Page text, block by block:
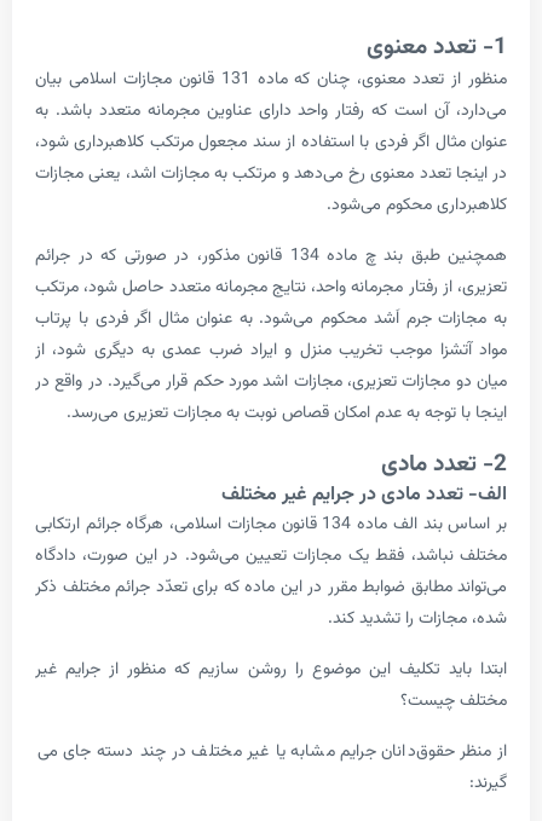
منظور از تعدد معنوی، چنان­ که ماده 131 قانون مجازات اسلامی بیان
است که رفتار واحد دارای عناوین مجرمانه متعدد باشد. به
اگر فردی با استفاده از سند مجعول مرتکب کلاهبرداری شود،
تعدد معنوی رخ می‌دهد و مرتکب به مجازات اشد، یعنی مجازات
محکوم می‌شود.
همچنین طبق بند چ ماده 134 قانون مذکور، در صورتی که در جرائم
رفتار مجرمانه واحد، نتایج مجرمانه متعدد حاصل شود، مرتکب
جرم اَشد محکوم می‌شود. به عنوان مثال اگر فردی با پرتاب
موجب تخریب منزل و ایراد ضرب عمدی به دیگری شود، از
تعزیری، مجازات اشد مورد حکم قرار می­‌گیرد. در واقع در
توجه به عدم امکان قصاص نوبت به مجازات تعزیری می‌­رسد.
مادی در جرایم غیر مختلف
بر اساس بند الف ماده 134 قانون مجازات اسلامی، هرگاه جرائم ارتکابی
فقط یک مجازات تعیین می‌شود. در این صورت، دادگاه
ضوابط مقرر در این ماده که برای تعدّد جرائم مختلف ذکر
را تشدید کند.
تکلیف این موضوع را روشن سازیم که منظور از جرایم غیر
جرایم مشابه یا غیر مختلف در چند دسته جای می­‌